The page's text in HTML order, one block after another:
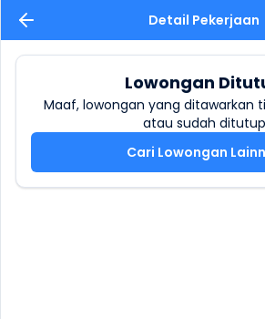
Detail Pekerjaan
Lowongan
Maaf, lowongan yang ditawarkan
atau sudah ditutup
Cari Lowongan